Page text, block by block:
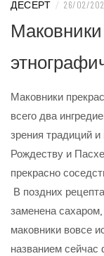
ДЕСЕРТ / 26/02/
Маковники
всего два
зрения традиций
Рождеству и
прекрасно
В поздних
заменена
маковники вовсе
названием